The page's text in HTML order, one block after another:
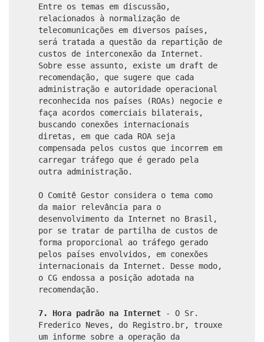
Entre os temas em discussão,
relacionados à normalização de
telecomunicações em diversos países,
será tratada a questão da repartição de
custos de interconexão da Internet.
Sobre esse assunto, existe um draft de
recomendação, que sugere que cada
administração e autoridade operacional
reconhecida nos países (ROAs) negocie e
faça acordos comerciais bilaterais,
buscando conexões internacionais
diretas, em que cada ROA seja
compensada pelos custos que incorrem em
carregar tráfego que é gerado pela
outra administração.
O Comitê Gestor considera o tema como
da maior relevância para o
desenvolvimento da Internet no Brasil,
por se tratar de partilha de custos de
forma proporcional ao tráfego gerado
pelos países envolvidos, em conexões
internacionais da Internet. Desse modo,
o CG endossa a posição adotada na
recomendação.
7. Hora padrão na Internet
- O Sr.
Frederico Neves, do Registro.br, trouxe
um informe sobre a operação da